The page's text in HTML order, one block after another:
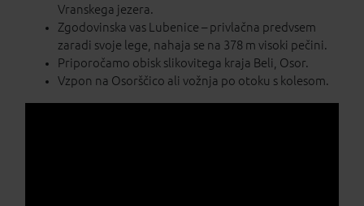
Vranskega jezera.
Zgodovinska vas Lubenice – privlačna predvsem
zaradi svoje lege, nahaja se na 378 m visoki pečini.
Priporočamo obisk slikovitega kraja Beli, Osor.
Vzpon na Osorščico ali vožnja po otoku s kolesom.